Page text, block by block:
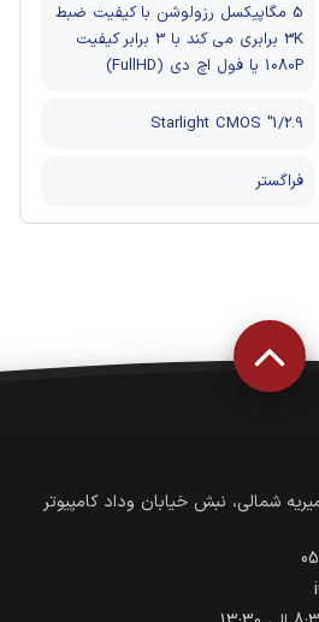
5 مگاپیکسل رزولوشن با کیفیت ضبط
3K برابری می کند با 3 برابر کیفیت
1080P یا فول اچ دی (FullHD)
1/2.9" Starlight CMOS
فراگستر
شمالی، نبش خیابان وداد کامپیوتر